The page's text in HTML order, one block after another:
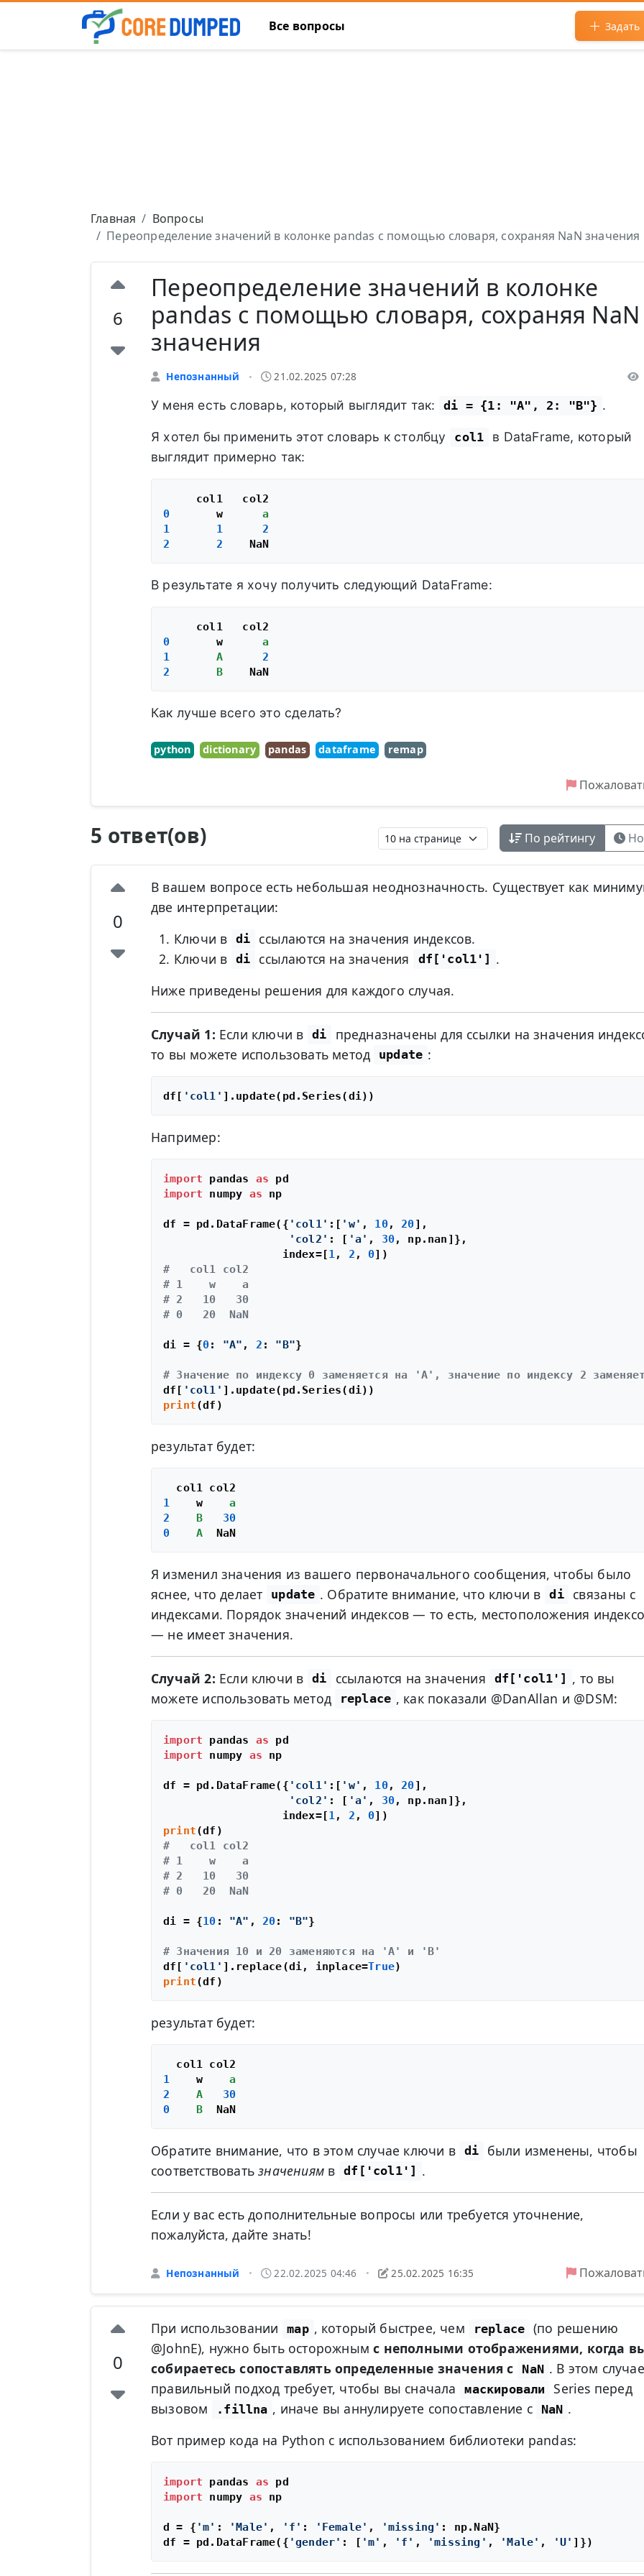
Все вопросы Задать
Главная
Вопросы
Переопределение значений в колонке pandas с помощью словаря, сохраняя NaN значения
6
Переопределение значений в колонке
pandas с помощью словаря, сохраняя NaN
значения
Непознанный • 21.02.2025 07:28
У меня есть словарь, который выглядит так: di = {1: "A", 2: "B"} .
Я хотел бы применить этот словарь к столбцу col1
в DataFrame, который
выглядит примерно так:
0
       w
a
1
1
2
2
2
В результате я хочу получить следующий DataFrame:
0
       w
a
1
A
2
2
B
Как лучше всего это сделать?
python dictionary pandas dataframe remap
5 ответ(ов) По рейтингу
0
В вашем вопросе есть небольшая неоднозначность. Существует как
две интерпретации:
Ключи в
di
ссылаются на значения индексов.
Ключи в
di ссылаются на значения df['col1']
.
Ниже приведены решения для каждого случая.
Случай 1: Если ключи в di
предназначены для ссылки на значения
то вы можете использовать метод
update :
df[ 'col1'
Например:
import pandas as
import numpy as np
df = pd.DataFrame({ 'col1' :[ 'w' , 10, 20],
'col2' : [ 'a' , 30, np.nan]},
                  index=[
1 , 2 , 0
#   col1 col2
# 1    w    a
# 2   10   30
# 0   20  NaN
di = {0: "A" , 2 : "B"}
# Значение по индексу 0 заменяется на 'A', значение по индексу 2
df[ 'col1'
print
результат будет:
1
    w
a
2
B
30
0
A
Я изменил значения из вашего первоначального сообщения, чтобы было
яснее, что делает
update . Обратите внимание, что ключи в di
связаны с
индексами. Порядок значений индексов — то есть, местоположения
— не имеет значения.
Случай 2: Если ключи в di ссылаются на значения df['col1']
, то вы
можете использовать метод
replace , как показали @DanAllan и @DSM:
import pandas as
import numpy as np
df = pd.DataFrame({ 'col1' :[ 'w' , 10, 20],
'col2' : [ 'a' , 30, np.nan]},
                  index=[
1 , 2 , 0
print
#   col1 col2
# 1    w    a
# 2   10   30
# 0   20  NaN
di = {10 : "A" , 20: "B"}
# Значения 10 и 20 заменяются на 'A' и 'B'
df[ 'col1' ].replace(di, inplace=True
print
результат будет:
1
    w
a
2
A
30
0
B
Обратите внимание, что в этом случае ключи в di
были изменены, чтобы
соответствоватьзначениямв df['col1'] .
Если у вас есть дополнительные вопросы или требуется уточнение,
пожалуйста, дайте знать!
Непознанный • 22.02.2025 04:46 • 25.02.2025 16:35
0
При использовании map , который быстрее, чем replace (по решению
@JohnE), нужно быть осторожнымс неполными отображениями, когда
собираетесь сопоставлять определенные значения с
NaN . В этом случае
правильный подход требует, чтобы вы сначала
маскировали
Series перед
вызовом
.fillna , иначе вы аннулируете сопоставление с NaN .
Вот пример кода на Python с использованием библиотеки pandas:
import pandas as
import numpy as np
d = { 'm' : 'Male' , 'f' : 'Female' , 'missing' : np.NaN}
df = pd.DataFrame({ 'gender' : [ 'm' , 'f' , 'missing' , 'Male' , 'U'